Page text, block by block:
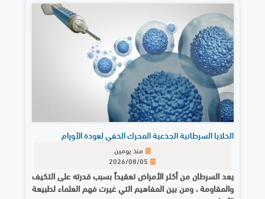
الخلايا السرطانية الجذعية المحرك الخفي لعودة الأورام
منذ يومين
يعد السرطان من أكثر الأمراض تعقيداً بسبب قدرته على التكيف
والمقاومة ، ومن بين المفاهيم التي غيرت فهم العلماء لطبيعة